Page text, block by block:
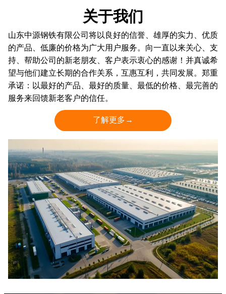
关于我们
山东中源钢铁有限公司将以良好的信誉、雄厚的实力、优质
的产品、低廉的价格为广大用户服务。向一直以来关心、支
持、帮助公司的新老朋友、客户表示衷心的感谢！并真诚希
望与他们建立长期的合作关系，互惠互利，共同发展。郑重
承诺：以最好的产品、最好的质量、最低的价格、最完善的
服务来回馈新老客户的信任。
了解更多→